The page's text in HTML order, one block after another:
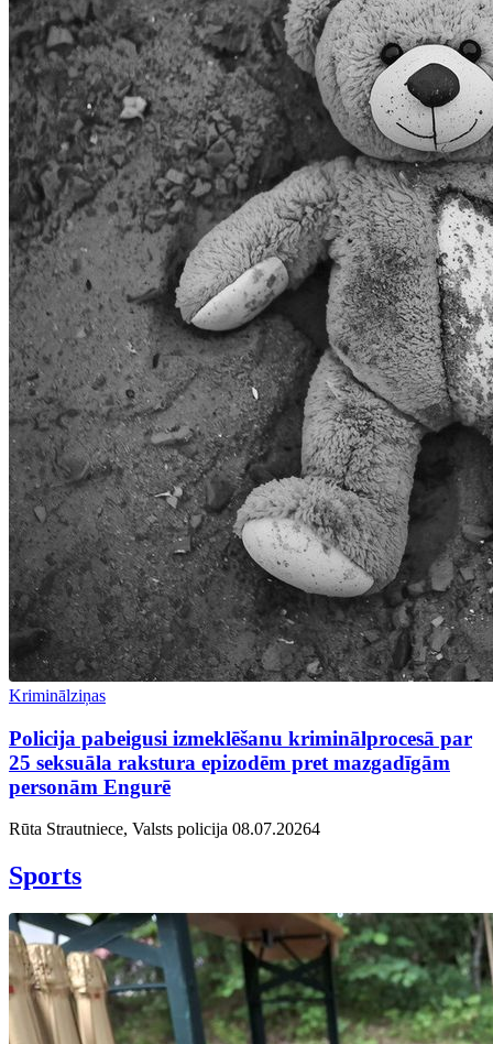
Kriminālziņas
Policija pabeigusi izmeklēšanu kriminālprocesā par
25 seksuāla rakstura epizodēm pret mazgadīgām
personām Engurē
Rūta Strautniece, Valsts policija 08.07.20264
Sports